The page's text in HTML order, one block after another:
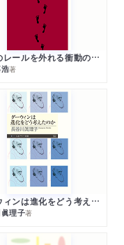
人生のレールを外れる衝動のみつけかた
著
ダーウィンは進化をどう考えたのか
理子著